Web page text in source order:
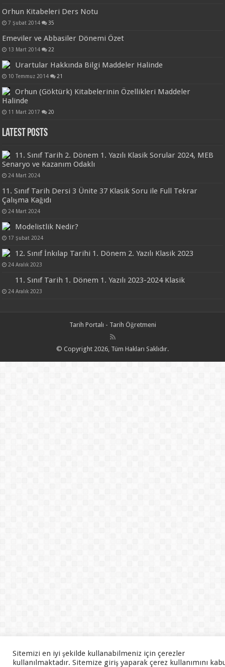
Orhun Kitabeleri Ders Notu
7 Şubat 2014 35
Emeviler ve Abbasiler Dönemi Özet
13 Mart 2014 22
Urartular Hakkında Bilgi Maddeler Halinde
10 Temmuz 2014 21
Orhun (Göktürk) Kitabelerinin Özellikleri Maddeler
Halinde
11 Mart 2017 20
Latest Posts
11. Sınıf Tarih 2. Dönem 1. Yazılı Klasik Sorular 2024, MEB
Senaryo ve Kazanım Odaklı
24 Mart 2024
11. Sınıf Tarih Dersi 3 Ünite 37 Klasik Soru ile Full Tekrar
Çalışma Kağıdı
24 Mart 2024
Modelistlik Nedir?
17 Şubat 2024
12. Sınıf İnkılap Tarihi 1. Dönem 2. Yazılı Klasik 2023
24 Aralık 2023
11. Sınıf Tarih 1. Dönem 1. Yazılı 2023-2024 Klasik
24 Aralık 2023
Tarih Portalı - Tarih Öğretmeni
© Copyright 2026, Tüm Hakları Saklıdır.
Sitemizi en iyi şekilde kullanabilmeniz için çerezler
kullanılmaktadır. Sitemize giriş yaparak çerez kullanımını